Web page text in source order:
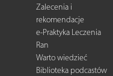
Zalecenia i
rekomendacje
e-Praktyka Leczenia
Ran
Warto wiedzieć
Biblioteka podcastów